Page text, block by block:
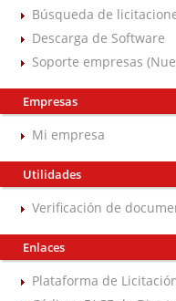
Búsqueda de
Descarga de Software
Soporte empresas
Empresas
Mi empresa
Utilidades
Verificación de
Enlaces
Plataforma de